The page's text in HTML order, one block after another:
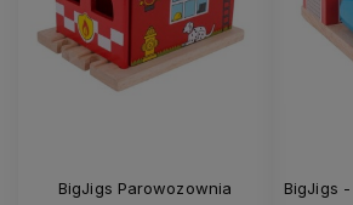
BigJigs Parowozownia
BigJigs - Myjnia dla Pociągów